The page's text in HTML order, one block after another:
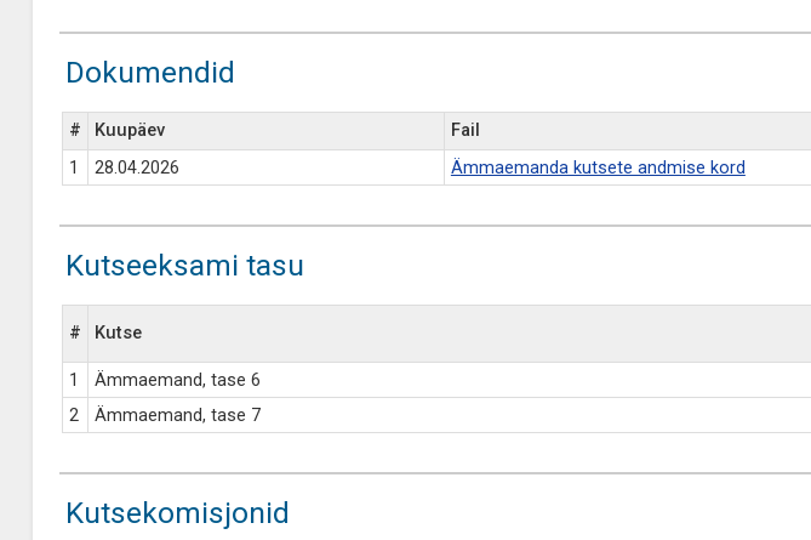
Dokumendid
# Kuupäev
Fail
1
28.04.2026 Ämmaemanda kutsete andmise kord
Kutseeksami tasu
# Kutse
1
Ämmaemand, tase 6
2
Ämmaemand, tase 7
Kutsekomisjonid